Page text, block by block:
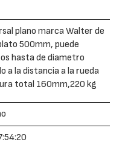
plano marca Walter de
500mm, puede
hasta de diametro
a la distancia a la rueda
total 160mm,220 kg